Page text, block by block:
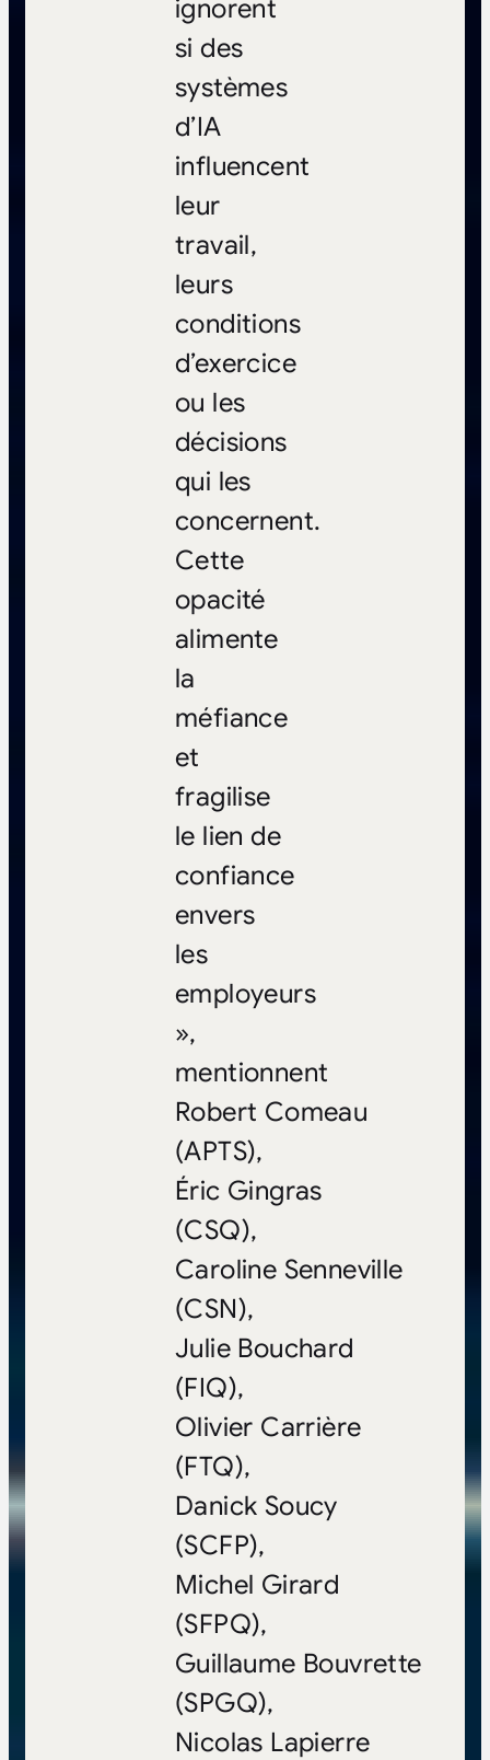
ignorent
si des
systèmes
d’IA
influencent
leur
travail,
leurs
conditions
d’exercice
ou les
décisions
qui les
concernent.
Cette
opacité
alimente
la
méfiance
et
fragilise
le lien de
confiance
envers
les
employeurs
»,
mentionnent
Robert Comeau
(APTS),
Éric Gingras
(CSQ),
Caroline Senneville
(CSN),
Julie Bouchard
(FIQ),
Olivier Carrière
(FTQ),
Danick Soucy
(SCFP),
Michel Girard
(SFPQ),
Guillaume Bouvrette
(SPGQ),
Nicolas Lapierre